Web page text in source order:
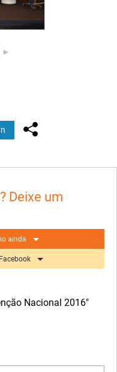
►
Deixe um
ainda
Nacional 2016"